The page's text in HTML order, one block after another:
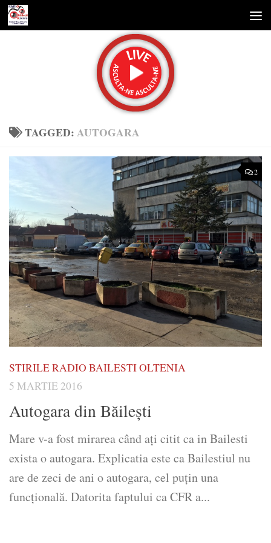
Skip to content
TAGGED:AUTOGARA
2
STIRILE RADIO BAILESTI OLTENIA
5 MARTIE 2016
Autogara din Băilești
Mare v-a fost mirarea când ați citit ca in Bailesti
exista o autogara. Explicatia este ca Bailestiul nu
are de zeci de ani o autogara, cel puțin una
funcțională. Datorita faptului ca CFR a...